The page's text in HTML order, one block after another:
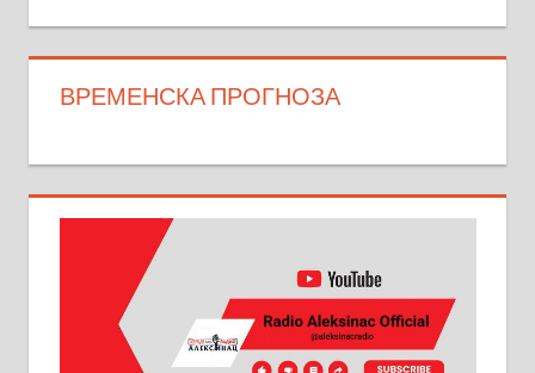
ВРЕМЕНСКА ПРОГНОЗА